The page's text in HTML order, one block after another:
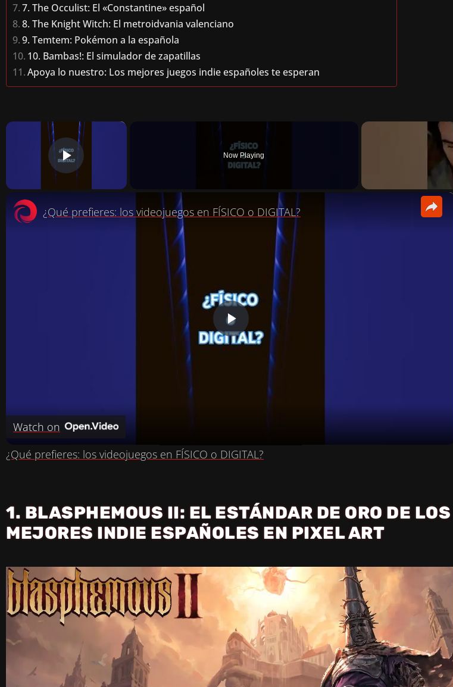
7. The Occulist: El «Constantine» español
8. The Knight Witch: El metroidvania valenciano
9. Temtem: Pokémon a la española
10. Bambas!: El simulador de zapatillas
Apoya lo nuestro: Los mejores juegos indie españoles te esperan
×
PLAY VIDEO
Now Playing
×
P
I
E
¿Qué prefieres: los videojuegos en FÍSICO o DIGITAL?
Watch on
¿Qué prefieres: los videojuegos en FÍSICO o DIGITAL?
1. BLASPHEMOUS II: EL ESTÁNDAR DE ORO DE LOS
MEJORES INDIE ESPAÑOLES EN PIXEL ART